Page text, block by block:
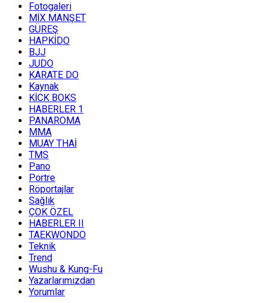
Fotogaleri
MİX MANŞET
GÜREŞ
HAPKİDO
BJJ
JUDO
KARATE DO
Kaynak
KİCK BOKS
HABERLER 1
PANAROMA
MMA
MUAY THAİ
TMS
Pano
Portre
Röportajlar
Sağlık
ÇOK ÖZEL
HABERLER II
TAEKWONDO
Teknik
Trend
Wushu & Kung-Fu
Yazarlarımızdan
Yorumlar